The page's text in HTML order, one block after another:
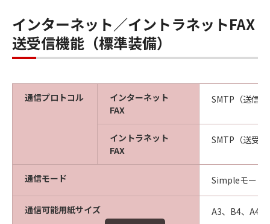
インターネット／イントラネットFAX
送受信機能（標準装備）
通信プロトコル
インターネット
FAX
SMTP（送信
イントラネット
FAX
SMTP（送受
通信モード Simpleモード
通信可能用紙サイズ A3、B4、A4